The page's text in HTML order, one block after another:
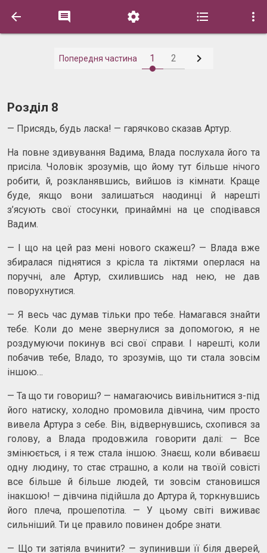
    
Попередня частина 1 2 
Розділ 8
— Присядь, будь ласка! — гарячково сказав Артур.
На повне здивування Вадима, Влада послухала його та
присіла. Чоловік зрозумів, що йому тут більше нічого
робити, й, розкланявшись, вийшов із кімнати. Краще
буде, якщо вони залишаться наодинці й нарешті
з’ясують свої стосунки, принаймні на це сподівався
Вадим.
— І що на цей раз мені нового скажеш? — Влада вже
збиралася піднятися з крісла та ліктями оперлася на
поручні, але Артур, схилившись над нею, не дав
поворухнутися.
— Я весь час думав тільки про тебе. Намагався знайти
тебе. Коли до мене звернулися за допомогою, я не
роздумуючи покинув всі свої справи. І нарешті, коли
побачив тебе, Владо, то зрозумів, що ти стала зовсім
іншою…
— Та що ти говориш? — намагаючись вивільнитися з-під
його натиску, холодно промовила дівчина, чим просто
вивела Артура з себе. Він, відвернувшись, схопився за
голову, а Влада продовжила говорити далі: — Все
змінюється, і я теж стала іншою. Знаєш, коли вбиваєш
одну людину, то стає страшно, а коли на твоїй совісті
все більше й більше людей, ти зовсім становишся
інакшою! — дівчина підійшла до Артура й, торкнувшись
його плеча, прошепотіла. — У цьому світі виживає
сильніший. Ти це правило повинен добре знати.
— Що ти затіяла вчинити? — зупинивши її біля дверей,